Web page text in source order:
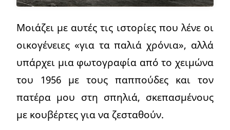
Μοιάζει με αυτές τις ιστορίες που λένε οι
οικογένειες «για τα παλιά χρόνια», αλλά
υπάρχει μια φωτογραφία από το χειμώνα
του 1956 με τους παππούδες και τον
πατέρα μου στη σπηλιά, σκεπασμένους
με κουβέρτες για να ζεσταθούν.